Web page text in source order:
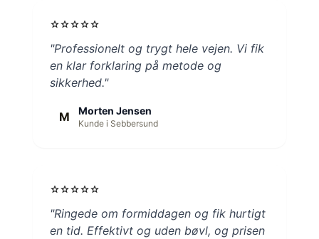
starstarstarstarstar
"Professionelt og trygt hele vejen. Vi fik
en klar forklaring på metode og
sikkerhed."
M Morten Jensen
Kunde i Sebbersund
starstarstarstarstar
"Ringede om formiddagen og fik hurtigt
en tid. Effektivt og uden bøvl, og prisen